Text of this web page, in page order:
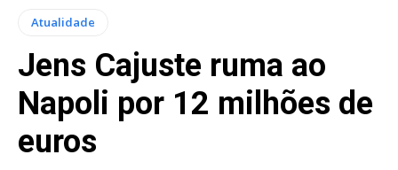
Atualidade
Jens Cajuste ruma ao
Napoli por 12 milhões de
euros